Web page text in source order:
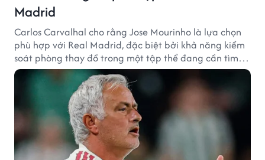
Madrid
Carlos Carvalhal cho rằng Jose Mourinho là lựa chọn
phù hợp với Real Madrid, đặc biệt bởi khả năng kiểm
soát phòng thay đồ trong một tập thể đang cần tìm
lại sự ổn định.